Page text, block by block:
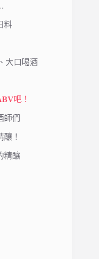
料
大口喝酒
吧！
師們
！
精釀